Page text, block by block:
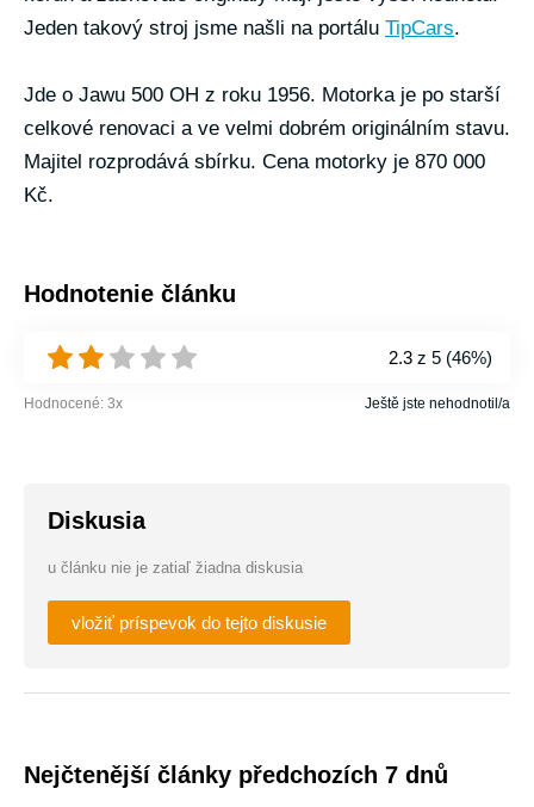
Jeden takový stroj jsme našli na portálu TipCars.
Jde o Jawu 500 OH z roku 1956. Motorka je po starší
celkové renovaci a ve velmi dobrém originálním stavu.
Majitel rozprodává sbírku. Cena motorky je 870 000
Kč.
Hodnotenie článku
2.3 z 5 (46%)
Hodnocené: 3x Ještě jste nehodnotil/a
Diskusia
u článku nie je zatiaľ žiadna diskusia
vložiť príspevok do tejto diskusie
Nejčtenější články předchozích 7 dnů